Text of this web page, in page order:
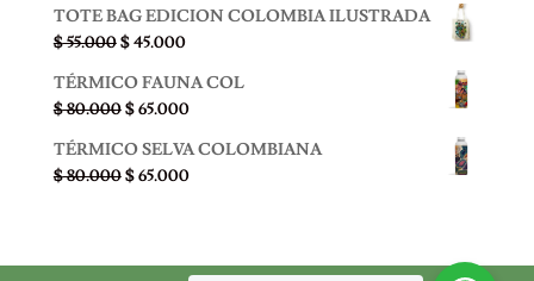
hasta
original
era:
$ 60.000.
actual
$ 55.000.
TOTE BAG EDICION COLOMBIA ILUSTRADA
$55.000El
original
era:
$ 55.000.
$45.000El
actual
es:
$ 45.000.
TÉRMICO FAUNA COL
$80.000El
original
era:
$65.000El
actual
es:
TÉRMICO SELVA COLOMBIANA
$80.000El
$65.000El